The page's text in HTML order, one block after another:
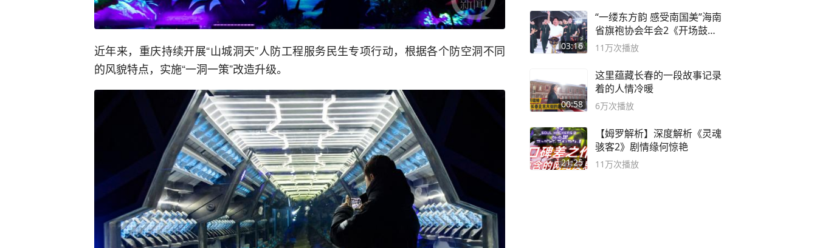
近年来，重庆持续开展“山城洞天”人防工程服务民生专项行动，根据各个防空洞不同
的风貌特点，实施“一洞一策”改造升级。
03:16
“一缕东方韵 感受南国美”海南
省旗袍协会年会2《开场鼓》
二团
11万次播放
00:58
这里蕴藏长春的一段故事记录
着的人情冷暖
6万次播放
21:25
【姆罗解析】深度解析《灵魂
骇客2》剧情缘何惊艳
11万次播放